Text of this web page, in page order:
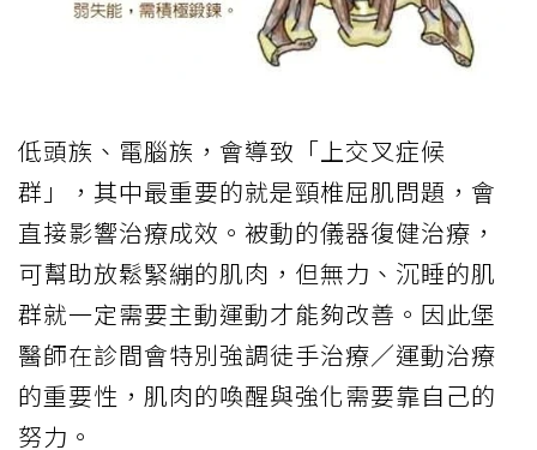
低頭族、電腦族，會導致「上交叉症候
群」，其中最重要的就是頸椎屈肌問題，會
直接影響治療成效。被動的儀器復健治療，
可幫助放鬆緊繃的肌肉，但無力、沉睡的肌
群就一定需要主動運動才能夠改善。因此堡
醫師在診間會特別強調徒手治療／運動治療
的重要性，肌肉的喚醒與強化需要靠自己的
努力。